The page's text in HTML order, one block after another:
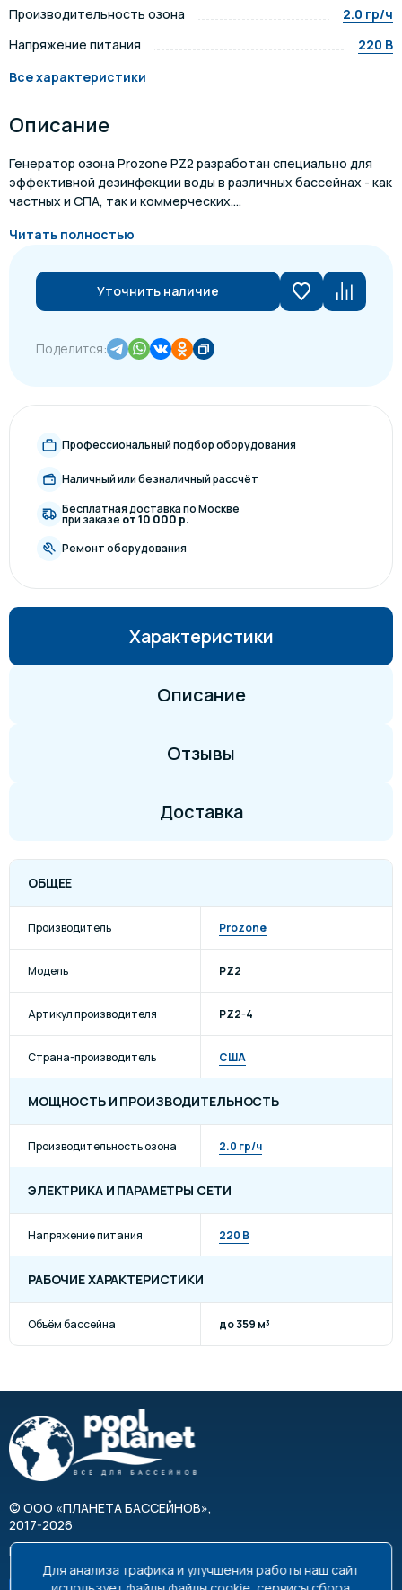
Производительность озона
2.0 гр/ч
Напряжение питания
220 В
Все характеристики
Описание
Генератор озона Prozone PZ2 разработан специально для
эффективной дезинфекции воды в различных бассейнах - как
частных и СПА, так и коммерческих....
Читать полностью
Уточнить наличие
Поделится:
Профессиональный подбор оборудования
Наличный или безналичный рассчёт
Бесплатная доставка по Москве
при заказе от 10 000 р.
Ремонт оборудования
Характеристики
Описание
Отзывы
Доставка
ОБЩЕЕ
Производитель Prozone
Модель PZ2
Артикул производителя PZ2-4
Страна-производитель США
МОЩНОСТЬ И ПРОИЗВОДИТЕЛЬНОСТЬ
Производительность озона 2.0 гр/ч
ЭЛЕКТРИКА И ПАРАМЕТРЫ СЕТИ
Напряжение питания 220 В
РАБОЧИЕ ХАРАКТЕРИСТИКИ
Объём бассейна до 359 м³
© ООО «ПЛАНЕТА БАССЕЙНОВ»,
2017-2026
Все права защищены
Для анализа трафика и улучшения работы наш сайт